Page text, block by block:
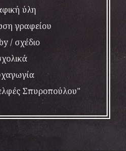
ύλη
γραφείου
/ σχέδιο
Σπυροπούλου"